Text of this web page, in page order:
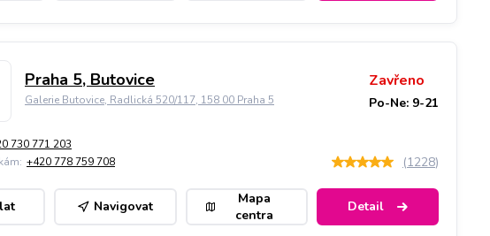
Praha 5, Butovice
Galerie Butovice, Radlická 520/117, 158 00 Praha 5
Zavřeno
Po-Ne: 9-21
730 771 203
+420 778 759 708 (1228)
Navigovat
Mapa
centra
Detail